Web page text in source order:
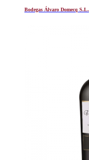
Bodegas Álvaro Domecq S.L.